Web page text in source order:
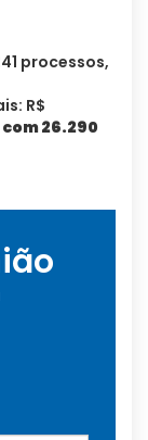
processos,
R$
26.290